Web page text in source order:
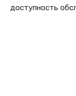
доступность